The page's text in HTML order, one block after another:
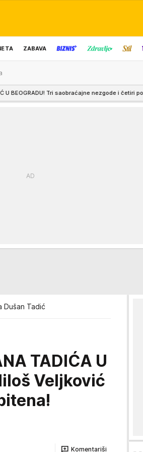
ZABAVA
nezgode i četiri povređene osobe,
Dušan Tadić
TADIĆA U
Veljković
Komentariši